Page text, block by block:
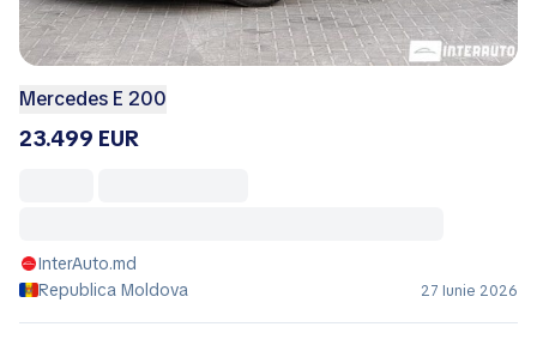
Mercedes E 200
23.499 EUR
InterAuto.md
Republica Moldova
27 Iunie 2026